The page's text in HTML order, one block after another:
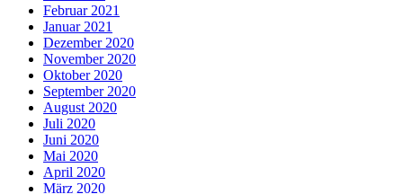
Februar 2021
Januar 2021
Dezember 2020
November 2020
Oktober 2020
September 2020
August 2020
Juli 2020
Juni 2020
Mai 2020
April 2020
März 2020